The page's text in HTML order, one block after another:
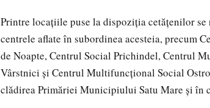
Printre locațiile puse la dispoziția cetățenilor
centrele aflate în subordinea acesteia, precum
de Noapte, Centrul Social Prichindel, Centrul
Vârstnici și Centrul Multifuncțional Social
clădirea Primăriei Municipiului Satu Mare și în